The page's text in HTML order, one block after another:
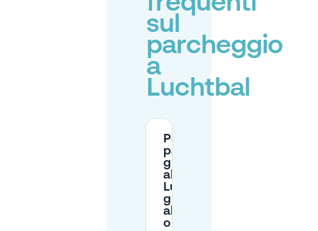
sul
parcheggio
a
Luchtbal
Posso
parcheggiare
gratuitamente
al P+R
Luchtbal per
gli eventi
all'AFAS Dome
o Lotto Arena?